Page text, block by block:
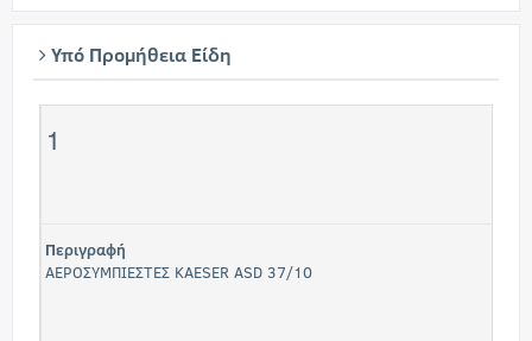
Υπό Προμήθεια Είδη
1
Περιγραφή
ΑΕΡΟΣΥΜΠΙΕΣΤΕΣ KAESER ASD 37/10